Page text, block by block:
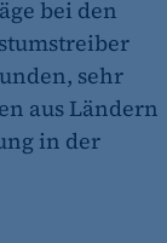
bei den
sehr
aus Ländern
in der